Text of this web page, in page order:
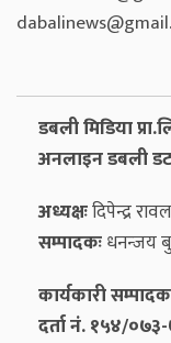
डबली मिडिया
अनलाइन डबली
अध्यक्षःदिपेन्द्र रावल
सम्पादकःधनन्‍जय
कार्यकारी
दर्ता नं. १५४/